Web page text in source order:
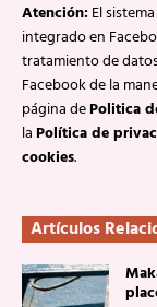
Atención:El
integrado en
tratamiento de
Facebook de la
página dePolitica
laPolítica de
cookies.
Artículos